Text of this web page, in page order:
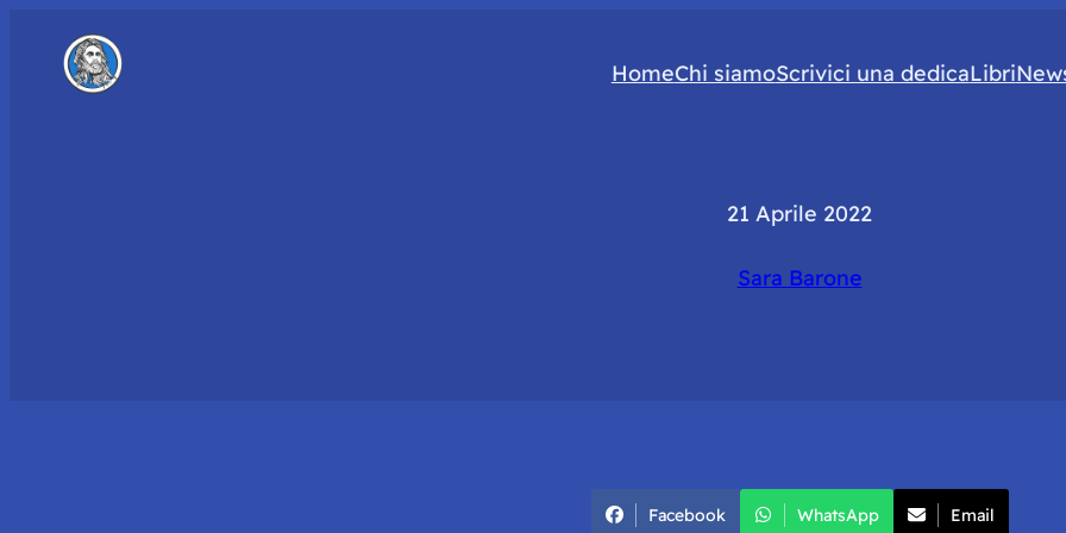
HomeChi siamoScrivici una dedicaLibri
21 Aprile 2022
Sara Barone
Facebook WhatsApp Email